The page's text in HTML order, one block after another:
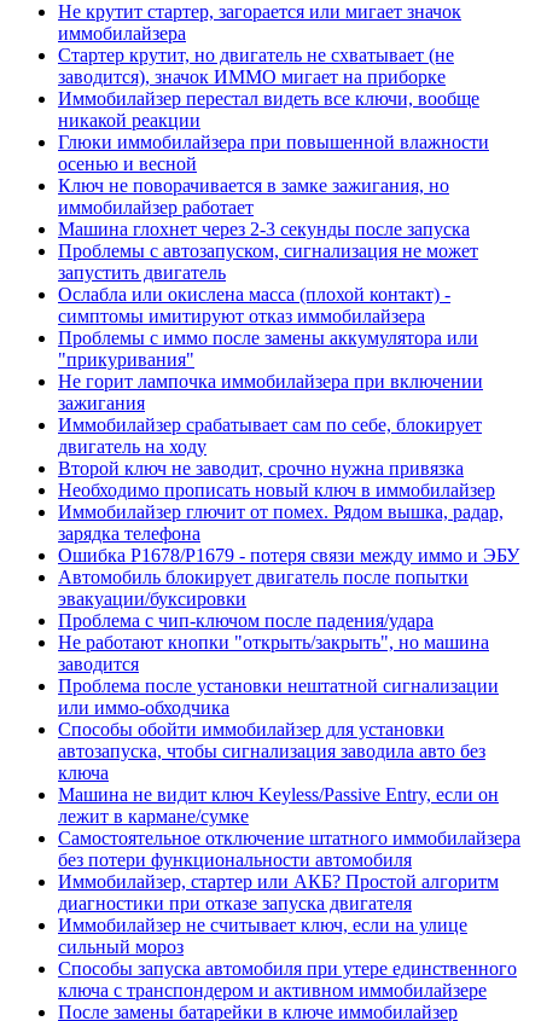
Не крутит стартер, загорается или мигает значок
иммобилайзера
Стартер крутит, но двигатель не схватывает (не
заводится), значок ИММО мигает на приборке
Иммобилайзер перестал видеть все ключи, вообще
никакой реакции
Глюки иммобилайзера при повышенной влажности
осенью и весной
Ключ не поворачивается в замке зажигания, но
иммобилайзер работает
Машина глохнет через 2-3 секунды после запуска
Проблемы с автозапуском, сигнализация не может
запустить двигатель
Ослабла или окислена масса (плохой контакт) -
симптомы имитируют отказ иммобилайзера
Проблемы с иммо после замены аккумулятора или
"прикуривания"
Не горит лампочка иммобилайзера при включении
зажигания
Иммобилайзер срабатывает сам по себе, блокирует
двигатель на ходу
Второй ключ не заводит, срочно нужна привязка
Необходимо прописать новый ключ в иммобилайзер
Иммобилайзер глючит от помех. Рядом вышка, радар,
зарядка телефона
Ошибка P1678/P1679 - потеря связи между иммо и ЭБУ
Автомобиль блокирует двигатель после попытки
эвакуации/буксировки
Проблема с чип-ключом после падения/удара
Не работают кнопки "открыть/закрыть", но машина
заводится
Проблема после установки нештатной сигнализации
или иммо-обходчика
Способы обойти иммобилайзер для установки
автозапуска, чтобы сигнализация заводила авто без
ключа
Машина не видит ключ Keyless/Passive Entry, если он
лежит в кармане/сумке
Самостоятельное отключение штатного иммобилайзера
без потери функциональности автомобиля
Иммобилайзер, стартер или АКБ? Простой алгоритм
диагностики при отказе запуска двигателя
Иммобилайзер не считывает ключ, если на улице
сильный мороз
Способы запуска автомобиля при утере единственного
ключа с транспондером и активном иммобилайзере
После замены батарейки в ключе иммобилайзер